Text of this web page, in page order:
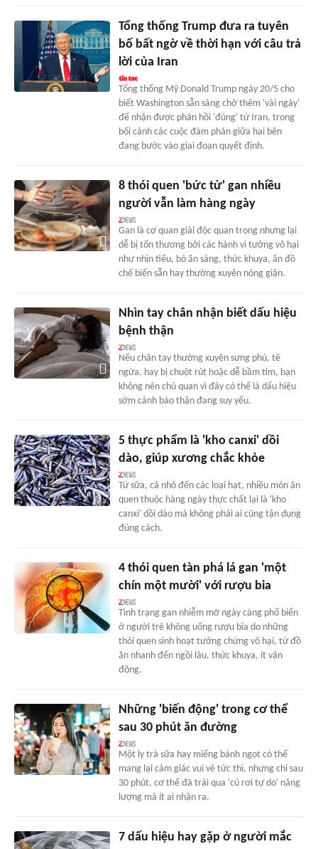
Tổng thống Trump đưa ra tuyên
bố bất ngờ về thời hạn với câu trả
lời của Iran
Tổng thống Mỹ Donald Trump ngày 20/5 cho
biết Washington sẵn sàng chờ thêm 'vài ngày'
để nhận được phản hồi 'đúng' từ Iran, trong
bối cảnh các cuộc đàm phán giữa hai bên
đang bước vào giai đoạn quyết định.
8 thói quen 'bức tử' gan nhiều
người vẫn làm hàng ngày
Gan là cơ quan giải độc quan trọng nhưng lại
dễ bị tổn thương bởi các hành vi tưởng vô hại
như nhịn tiểu, bỏ ăn sáng, thức khuya, ăn đồ
chế biến sẵn hay thường xuyên nóng giận.
Nhìn tay chân nhận biết dấu hiệu
bệnh thận
Nếu chân tay thường xuyên sưng phù, tê
ngứa, hay bị chuột rút hoặc dễ bầm tím, bạn
không nên chủ quan vì đây có thể là dấu hiệu
sớm cảnh báo thận đang suy yếu.
5 thực phẩm là 'kho canxi' dồi
dào, giúp xương chắc khỏe
Từ sữa, cá nhỏ đến các loại hạt, nhiều món ăn
quen thuộc hàng ngày thực chất lại là 'kho
canxi' dồi dào mà không phải ai cũng tận dụng
đúng cách.
4 thói quen tàn phá lá gan 'một
chín một mười' với rượu bia
Tình trạng gan nhiễm mỡ ngày càng phổ biến
ở người trẻ không uống rượu bia do những
thói quen sinh hoạt tưởng chừng vô hại, từ đồ
ăn nhanh đến ngồi lâu, thức khuya, ít vận
động.
Những 'biến động' trong cơ thể
sau 30 phút ăn đường
Một ly trà sữa hay miếng bánh ngọt có thể
mang lại cảm giác vui vẻ tức thì, nhưng chỉ sau
30 phút, cơ thể đã trải qua 'cú rơi tự do' năng
lượng mà ít ai nhận ra.
7 dấu hiệu hay gặp ở người mắc